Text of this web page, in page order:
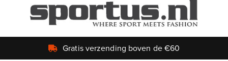
Gratis verzending boven de €60